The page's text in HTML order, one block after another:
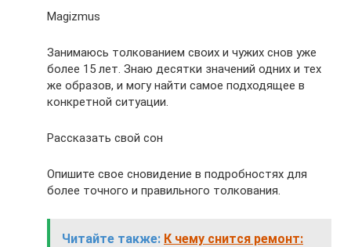
Magizmus
Занимаюсь толкованием своих и чужих снов уже
более 15 лет. Знаю десятки значений одних и тех
же образов, и могу найти самое подходящее в
конкретной ситуации.
Рассказать свой сон
Опишите свое сновидение в подробностях для
более точного и правильного толкования.
Читайте также: К чему снится ремонт: